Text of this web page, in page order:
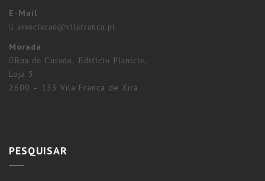
E-Mail
associacao@vilafranca.pt
Morada
Rua do Curado, Edifício Planície,
Loja 3
2600 – 133 Vila Franca de Xira
PESQUISAR